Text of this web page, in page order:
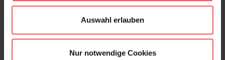
Auswahl erlauben
Nur notwendige Cookies
58,80 €